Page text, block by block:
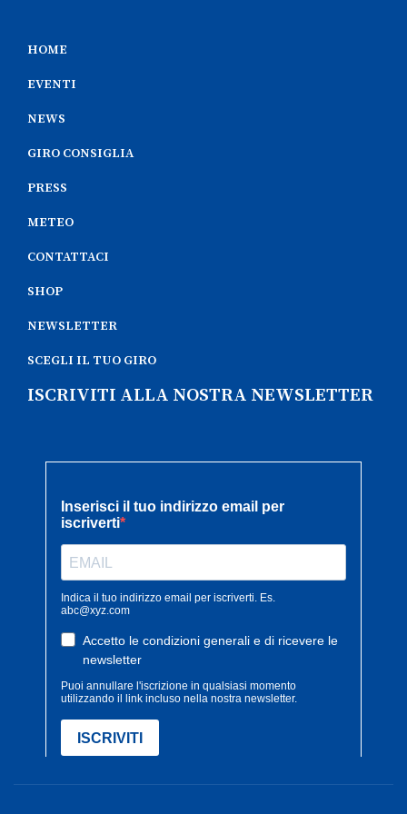
HOME
EVENTI
NEWS
GIRO CONSIGLIA
PRESS
METEO
CONTATTACI
SHOP
NEWSLETTER
SCEGLI IL TUO GIRO
ISCRIVITI ALLA NOSTRA NEWSLETTER